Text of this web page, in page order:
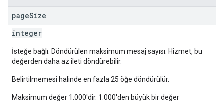
pageSize
integer
İsteğe bağlı. Döndürülen maksimum mesaj sayısı. Hizmet, bu
değerden daha az ileti döndürebilir.
Belirtilmemesi halinde en fazla 25 öğe döndürülür.
Maksimum değer 1.000'dir. 1.000'den büyük bir değer